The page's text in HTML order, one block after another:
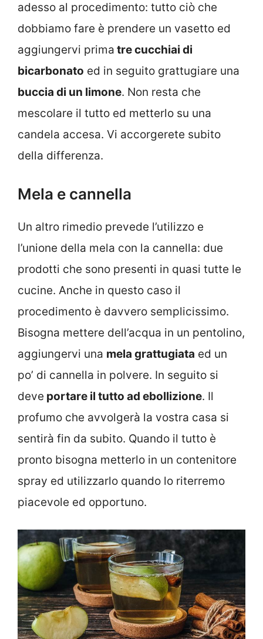
adesso al procedimento: tutto ciò che
dobbiamo fare è prendere un vasetto ed
aggiungervi prima tre cucchiai di
bicarbonato ed in seguito grattugiare una
buccia di un limone. Non resta che
mescolare il tutto ed metterlo su una
candela accesa. Vi accorgerete subito
della differenza.
Mela e cannella
Un altro rimedio prevede l’utilizzo e
l’unione della mela con la cannella: due
prodotti che sono presenti in quasi tutte le
cucine. Anche in questo caso il
procedimento è davvero semplicissimo.
Bisogna mettere dell’acqua in un pentolino,
aggiungervi una mela grattugiata ed un
po’ di cannella in polvere. In seguito si
deve portare il tutto ad ebollizione. Il
profumo che avvolgerà la vostra casa si
sentirà fin da subito. Quando il tutto è
pronto bisogna metterlo in un contenitore
spray ed utilizzarlo quando lo riterremo
piacevole ed opportuno.